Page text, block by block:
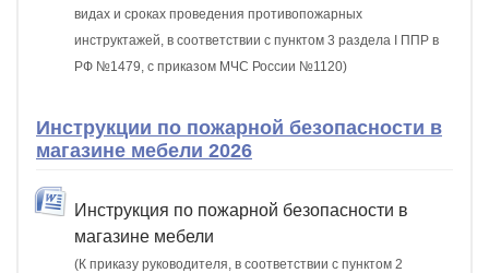
видах и сроках проведения противопожарных
инструктажей, в соответствии с пунктом 3 раздела I ППР в
РФ №1479, с приказом МЧС России №1120)
Инструкции по пожарной безопасности в
магазине мебели 2026
Инструкция по пожарной безопасности в
магазине мебели
(К приказу руководителя, в соответствии с пунктом 2